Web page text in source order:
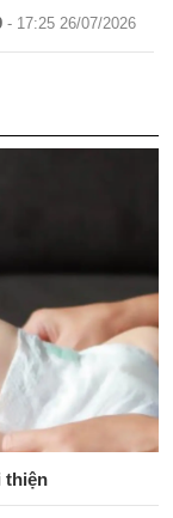
- 17:25 26/07/2026
thiện